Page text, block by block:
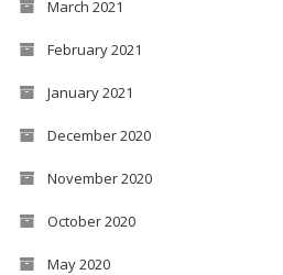
March 2021
February 2021
January 2021
December 2020
November 2020
October 2020
May 2020